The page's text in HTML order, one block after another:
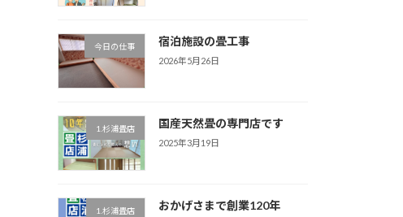
今日の仕事 宿泊施設の畳工事
2026年5月26日
1.杉浦畳店 国産天然畳の専門店です
2025年3月19日
1.杉浦畳店 おかげさまで創業120年